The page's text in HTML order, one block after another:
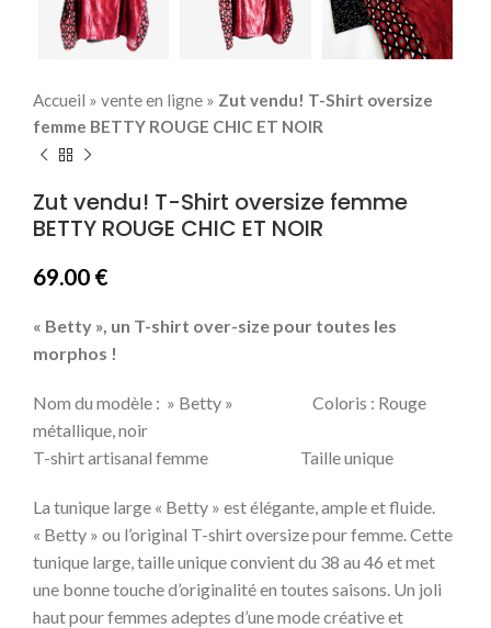
Accueil » vente en ligne » Zut vendu! T-Shirt oversize
femme BETTY ROUGE CHIC ET NOIR
Zut vendu! T-Shirt oversize femme
BETTY ROUGE CHIC ET NOIR
69.00 €
« Betty », un T-shirt over-size pour toutes les
morphos !
Nom du modèle : » Betty » Coloris : Rouge
métallique, noir
T-shirt artisanal femme Taille unique
La tunique large « Betty » est élégante, ample et fluide.
« Betty » ou l’original T-shirt oversize pour femme. Cette
tunique large, taille unique convient du 38 au 46 et met
une bonne touche d’originalité en toutes saisons. Un joli
hautpour femmes adeptes d’une mode créative et